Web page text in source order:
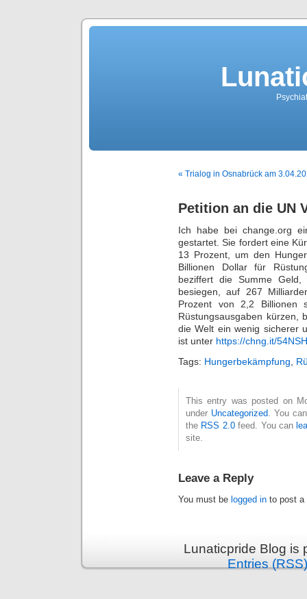
« Trialog in Osnabrück am
Petition an die UN
Ich habe bei change.org
gestartet. Sie fordert eine
13 Prozent, um den
Billionen Dollar für
beziffert die Summe
besiegen, auf 267
Prozent von 2,2 Billionen
Rüstungsausgaben kürzen,
die Welt ein wenig sicherer
ist unter https://chng.it/
Tags: Hungerbekämpfung
This entry was posted on
under Uncategorized. You
the RSS 2.0feed. You can
site.
Leave a Reply
You must be logged in to post a
Lunaticpride Blog is
Entries (RSS)